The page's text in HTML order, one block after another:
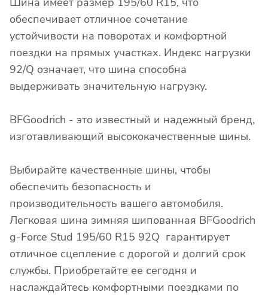
обеспечивает отличное сочетание
устойчивости на поворотах и комфортной
поездки на прямых участках. Индекс нагрузки
92/Q означает, что шина способна
выдерживать значительную нагрузку.
BFGoodrich - это известный и надежный бренд,
изготавливающий высококачественные шины.
Выбирайте качественные шины, чтобы
обеспечить безопасность и
производительность вашего автомобиля.
Легковая шина зимняя шипованная BFGoodrich
g-Force Stud 195/60 R15 92Q гарантирует
отличное сцепление с дорогой и долгий срок
службы. Приобретайте ее сегодня и
наслаждайтесь комфортными поездками по